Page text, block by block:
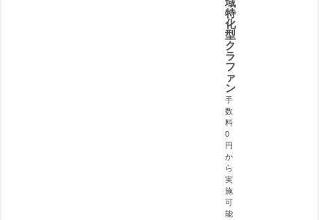
特
化
型
ク
ラ
フ
ァ
ン
手
数
料
0
円
か
ら
実
施
可
能